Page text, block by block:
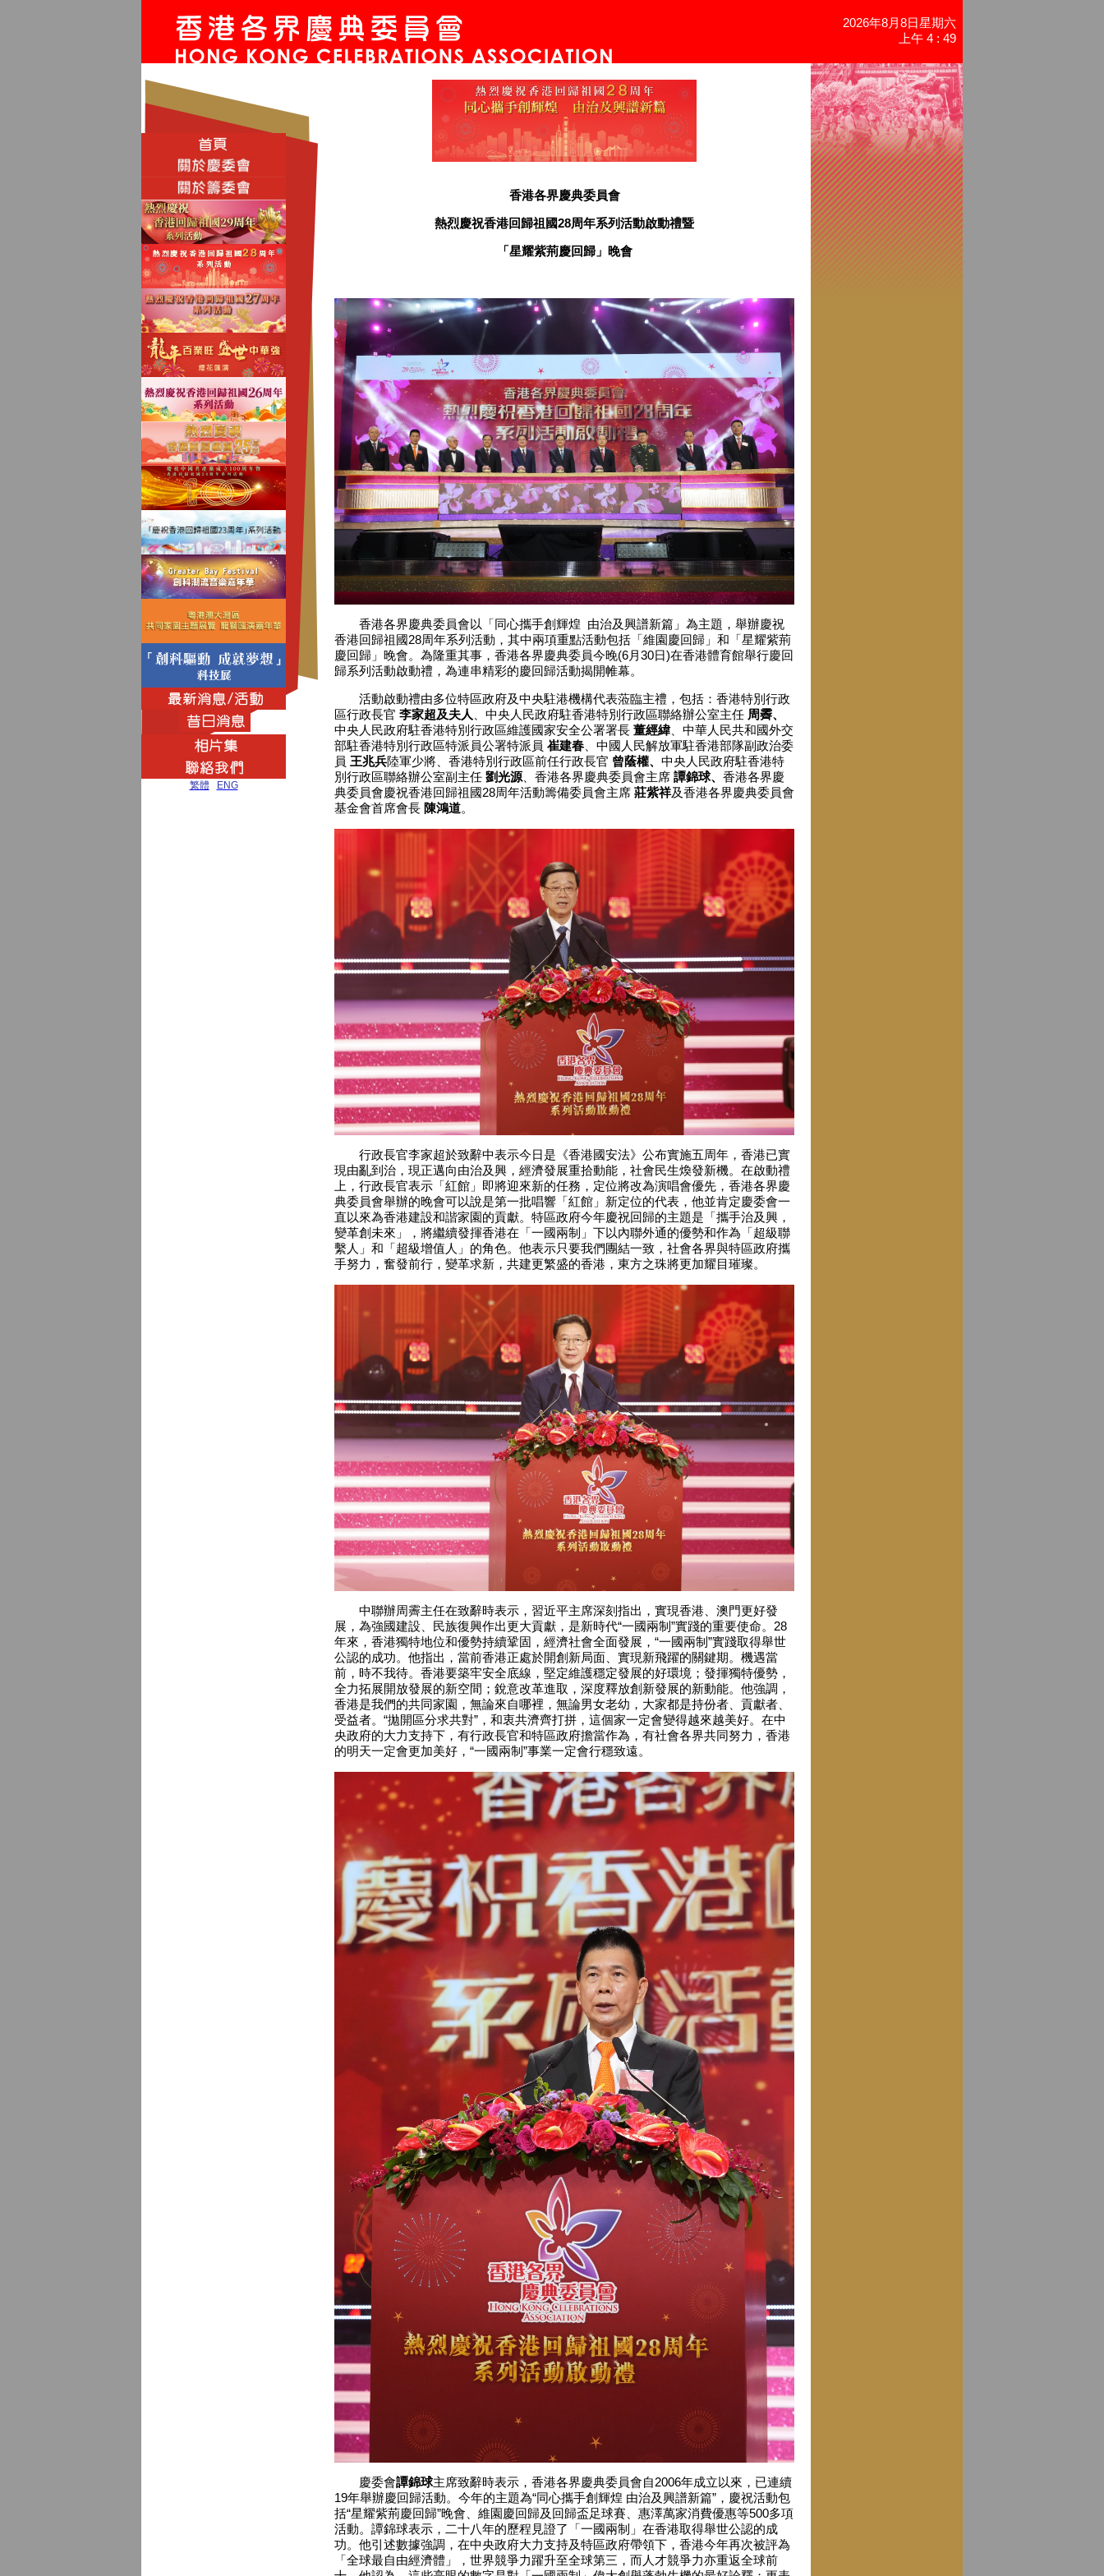
2026年8月8日星期六
上午 4 : 49
繁體 ENG
香港各界慶典委員會
熱烈慶祝香港回歸祖國28周年系列活動啟動禮暨
「星耀紫荊慶回歸」晚會
香港各界慶典委員會以「同心攜手創輝煌 由治及興譜新篇」為主題，舉辦慶祝
香港回歸祖國28周年系列活動，其中兩項重點活動包括「維園慶回歸」和「星耀紫荊
慶回歸」晚會。為隆重其事，香港各界慶典委員今晚(6月30日)在香港體育館舉行慶回
歸系列活動啟動禮，為連串精彩的慶回歸活動揭開帷幕。
活動啟動禮由多位特區政府及中央駐港機構代表蒞臨主禮，包括：香港特別行政
區行政長官 李家超及夫人 、中央人民政府駐香港特別行政區聯絡辦公室主任 周霽、
中央人民政府駐香港特別行政區維護國家安全公署署長 董經緯、中華人民共和國外交
部駐香港特別行政區特派員公署特派員 崔建春 、中國人民解放軍駐香港部隊副政治委
員 王兆兵陸軍少將、香港特別行政區前任行政長官 曾蔭權、 中央人民政府駐香港特
別行政區聯絡辦公室副主任 劉光源 、香港各界慶典委員會主席 譚錦球、 香港各界慶
典委員會慶祝香港回歸祖國28周年活動籌備委員會主席 莊紫祥及香港各界慶典委員會
基金會首席會長 陳鴻道。
行政長官李家超於致辭中表示今日是《香港國安法》公布實施五周年，香港已實
現由亂到治，現正邁向由治及興，經濟發展重拾動能，社會民生煥發新機。在啟動禮
上，行政長官表示「紅館」即將迎來新的任務，定位將改為演唱會優先，香港各界慶
典委員會舉辦的晚會可以說是第一批唱響「紅館」新定位的代表，他並肯定慶委會一
直以來為香港建設和諧家園的貢獻。特區政府今年慶祝回歸的主題是「攜手治及興，
變革創未來」，將繼續發揮香港在「一國兩制」下以內聯外通的優勢和作為「超級聯
繫人」和「超級增值人」的角色。他表示只要我們團結一致，社會各界與特區政府攜
手努力，奮發前行，變革求新，共建更繁盛的香港，東方之珠將更加耀目璀璨。
中聯辦周霽主任在致辭時表示，習近平主席深刻指出，實現香港、澳門更好發
展，為強國建設、民族復興作出更大貢獻，是新時代“一國兩制”實踐的重要使命。28
年來，香港獨特地位和優勢持續鞏固，經濟社會全面發展，“一國兩制”實踐取得舉世
公認的成功。他指出，當前香港正處於開創新局面、實現新飛躍的關鍵期。機遇當
前，時不我待。香港要築牢安全底線，堅定維護穩定發展的好環境；發揮獨特優勢，
全力拓展開放發展的新空間；銳意改革進取，深度釋放創新發展的新動能。他強調，
香港是我們的共同家園，無論來自哪裡，無論男女老幼，大家都是持份者、貢獻者、
受益者。“拋開區分求共對”，和衷共濟齊打拼，這個家一定會變得越來越美好。在中
央政府的大力支持下，有行政長官和特區政府擔當作為，有社會各界共同努力，香港
的明天一定會更加美好，“一國兩制”事業一定會行穩致遠。
慶委會譚錦球主席致辭時表示，香港各界慶典委員會自2006年成立以來，已連續
19年舉辦慶回歸活動。今年的主題為“同心攜手創輝煌 由治及興譜新篇”，慶祝活動包
括“星耀紫荊慶回歸”晚會、維園慶回歸及回歸盃足球賽、惠澤萬家消費優惠等500多項
活動。譚錦球表示，二十八年的歷程見證了「一國兩制」在香港取得舉世公認的成
功。他引述數據強調，在中央政府大力支持及特區政府帶領下，香港今年再次被評為
「全球最自由經濟體」，世界競爭力躍升至全球第三，而人才競爭力亦重返全球前